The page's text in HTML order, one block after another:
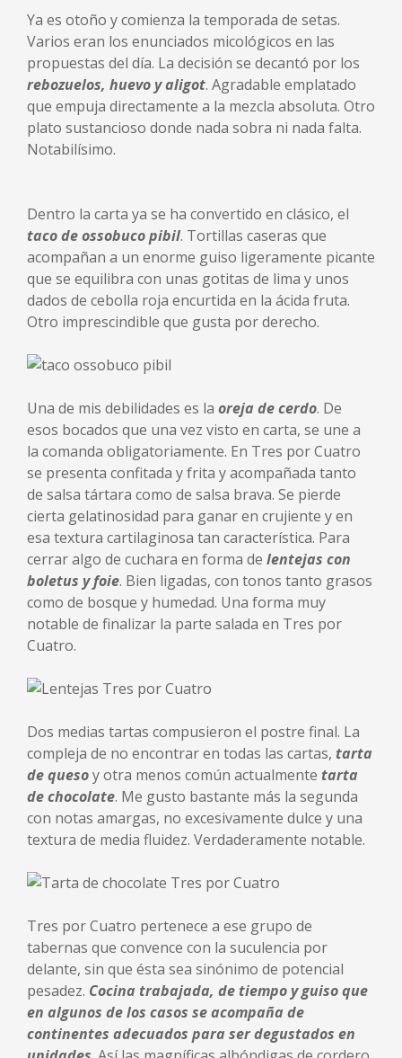
Ya es otoño y comienza la temporada de setas.
Varios eran los enunciados micológicos en las
propuestas del día. La decisión se decantó por los
rebozuelos, huevo y aligot. Agradable emplatado
que empuja directamente a la mezcla absoluta. Otro
plato sustancioso donde nada sobra ni nada falta.
Notabilísimo.
Dentro la carta ya se ha convertido en clásico, el
taco de ossobuco pibil. Tortillas caseras que
acompañan a un enorme guiso ligeramente picante
que se equilibra con unas gotitas de lima y unos
dados de cebolla roja encurtida en la ácida fruta.
Otro imprescindible que gusta por derecho.
Una de mis debilidades es la oreja de cerdo. De
esos bocados que una vez visto en carta, se une a
la comanda obligatoriamente. En Tres por Cuatro
se presenta confitada y frita y acompañada tanto
de salsa tártara como de salsa brava. Se pierde
cierta gelatinosidad para ganar en crujiente y en
esa textura cartilaginosa tan característica. Para
cerrar algo de cuchara en forma de lentejas con
boletus y foie. Bien ligadas, con tonos tanto grasos
como de bosque y humedad. Una forma muy
notable de finalizar la parte salada en Tres por
Cuatro.
Dos medias tartas compusieron el postre final. La
compleja de no encontrar en todas las cartas, tarta
de quesoy otra menos común actualmente tarta
de chocolate. Me gusto bastante más la segunda
con notas amargas, no excesivamente dulce y una
textura de media fluidez. Verdaderamente notable.
Tres por Cuatro pertenece a ese grupo de
tabernas que convence con la suculencia por
delante, sin que ésta sea sinónimo de potencial
pesadez. Cocina trabajada, de tiempo y guiso que
en algunos de los casos se acompaña de
continentes adecuados para ser degustados en